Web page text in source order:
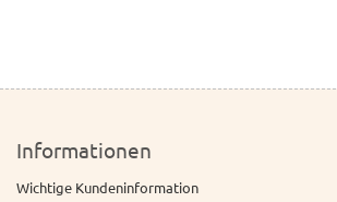
Informationen
Wichtige Kundeninformation